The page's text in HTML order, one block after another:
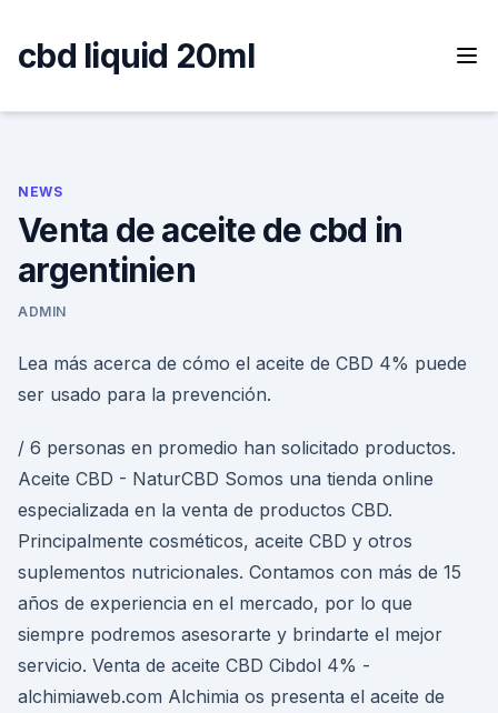
content
cbd liquid 20ml
NEWS
Venta de aceite de cbd in
argentinien
ADMIN
Lea más acerca de cómo el aceite de CBD 4% puede
ser usado para la prevención.
/ 6 personas en promedio han solicitado productos.
Aceite CBD - NaturCBD Somos una tienda online
especializada en la venta de productos CBD.
Principalmente cosméticos, aceite CBD y otros
suplementos nutricionales. Contamos con más de 15
años de experiencia en el mercado, por lo que
siempre podremos asesorarte y brindarte el mejor
servicio. Venta de aceite CBD Cibdol 4% -
alchimiaweb.com Alchimia os presenta el aceite de